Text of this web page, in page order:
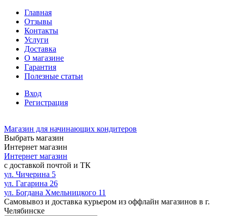
Главная
Отзывы
Контакты
Услуги
Доставка
О магазине
Гарантия
Полезные статьи
Вход
Регистрация
Магазин для начинающих кондитеров
Выбрать магазин
Интернет магазин
Интернет магазин
с доставкой почтой и ТК
ул. Чичерина 5
ул. Гагарина 26
ул. Богдана Хмельницкого 11
Самовывоз и доставка курьером из оффлайн магазинов в г.
Челябинске